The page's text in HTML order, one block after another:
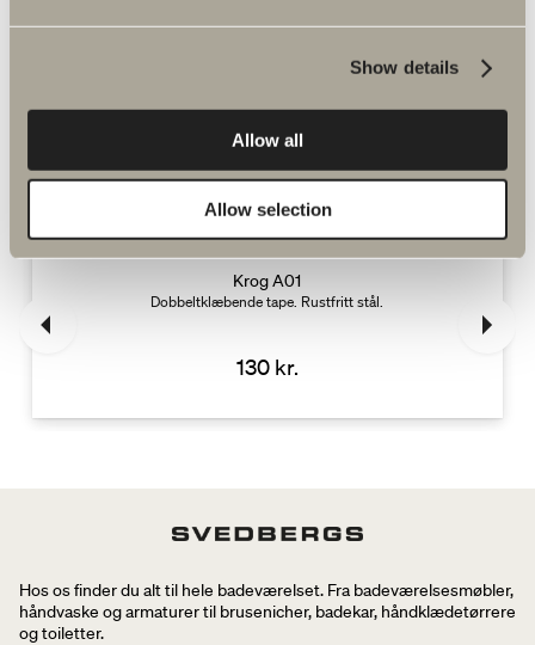
Show details
Allow all
Allow selection
Supplér med
Krog A01
Dobbeltklæbende tape. Rustfritt stål.
130 kr.
Hos os finder du alt til hele badeværelset. Fra badeværelsesmøbler,
håndvaske og armaturer til brusenicher, badekar, håndklædetørrere
og toiletter.